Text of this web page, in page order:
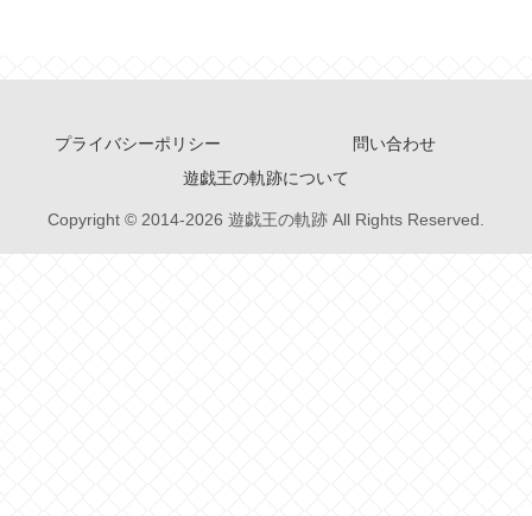
プライバシーポリシー
問い合わせ
遊戯王の軌跡について
Copyright © 2014-2026 遊戯王の軌跡 All Rights Reserved.